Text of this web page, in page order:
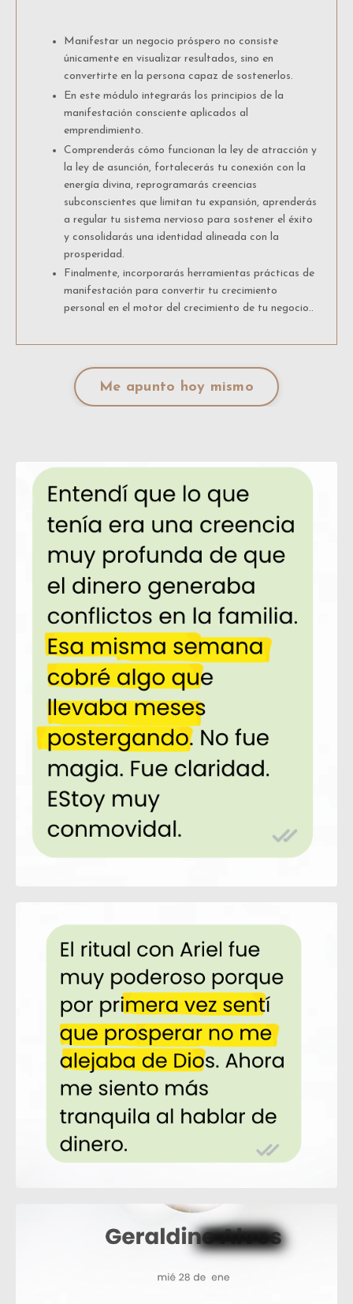
Manifestar un negocio próspero no consiste
únicamente en visualizar resultados, sino en
convertirte en la persona capaz de sostenerlos.
En este módulo integrarás los principios de la
manifestación consciente aplicados al
emprendimiento.
Comprenderás cómo funcionan la ley de atracción y
la ley de asunción, fortalecerás tu conexión con la
energía divina, reprogramarás creencias
subconscientes que limitan tu expansión, aprenderás
a regular tu sistema nervioso para sostener el éxito
y consolidarás una identidad alineada con la
prosperidad.
Finalmente, incorporarás herramientas prácticas de
manifestación para convertir tu crecimiento
personal en el motor del crecimiento de tu negocio..
Me apunto hoy mismo